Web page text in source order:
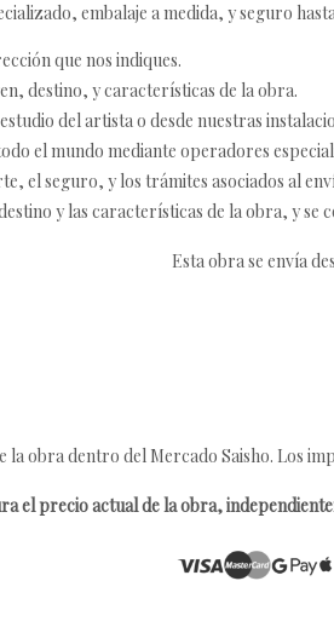
embalaje a medida, y seguro
que nos indiques.
destino, y características de la obra.
del artista o desde nuestras
el mundo mediante operadores
el seguro, y los trámites asociados al
y las características de la obra, y se
Esta obra se envía
obra dentro del Mercado Saisho. Los
el precio actual de la obra,